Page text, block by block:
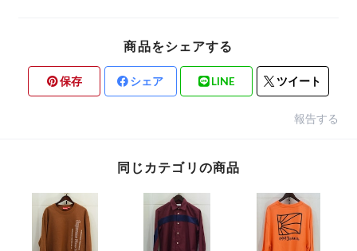
商品をシェアする
保存 シェア LINE ツイート
報告する
同じカテゴリの商品